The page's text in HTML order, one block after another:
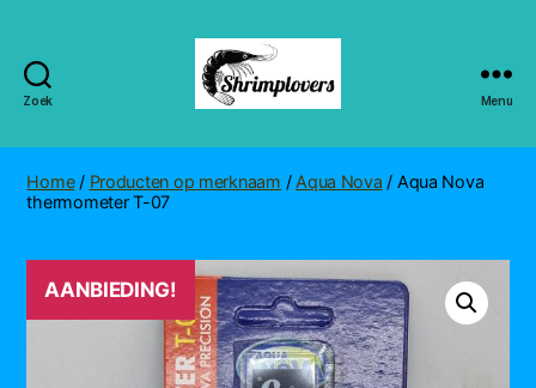
Zoek Menu
Home/ Producten op merknaam /Aqua Nova / Aqua Nova
thermometer T-07
AANBIEDING!